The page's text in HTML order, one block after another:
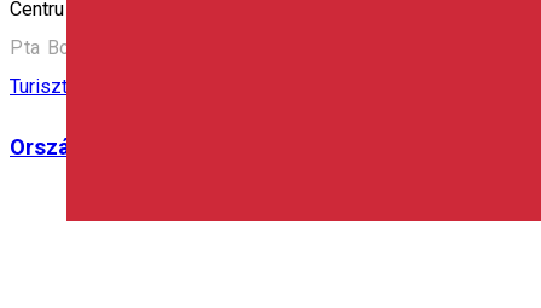
Centru de Informare Turistică – Ciumani
Pta Borsos Miklos, 208, Com. Ciumani, Harghita, Ciumani
Turisztikai Információs Központ
Országos Turisztikai Információs és Népszerűsítő